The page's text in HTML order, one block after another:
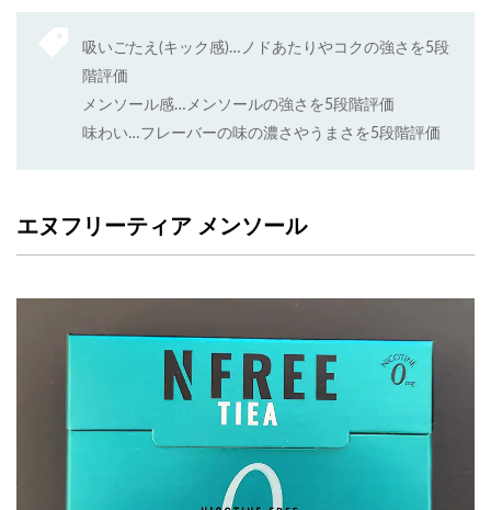
吸いごたえ(キック感)…ノドあたりやコクの強さを5段
階評価
メンソール感…メンソールの強さを5段階評価
味わい…フレーバーの味の濃さやうまさを5段階評価
エヌフリーティア メンソール